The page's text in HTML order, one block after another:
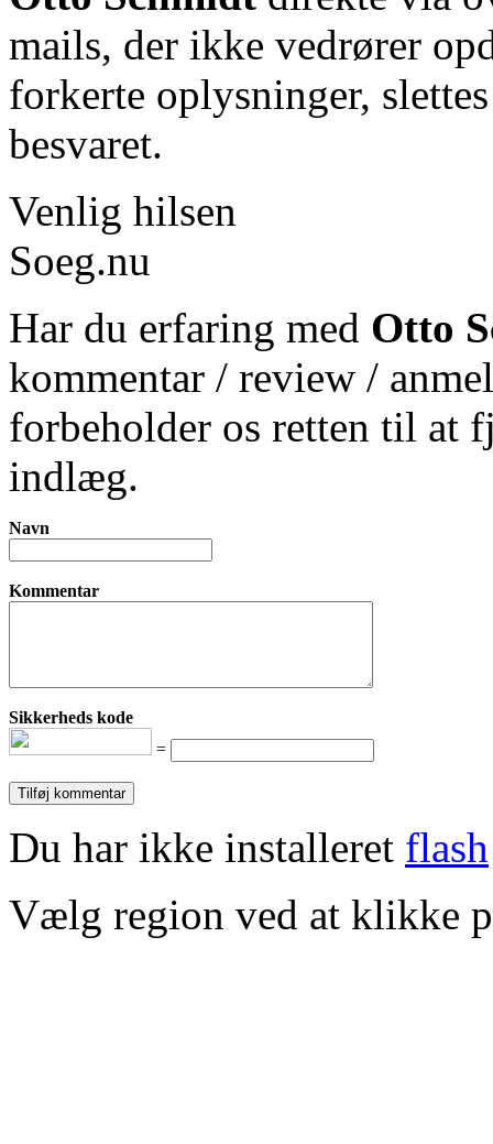
mails, der ikke vedrører
forkerte oplysninger,
besvaret.
Venlig hilsen
Soeg.nu
Har du erfaring med Otto
kommentar / review /
forbeholder os retten til at
indlæg.
Navn
Kommentar
Sikkerheds kode
=
Du har ikke installeret flash
Vælg region ved at klikke